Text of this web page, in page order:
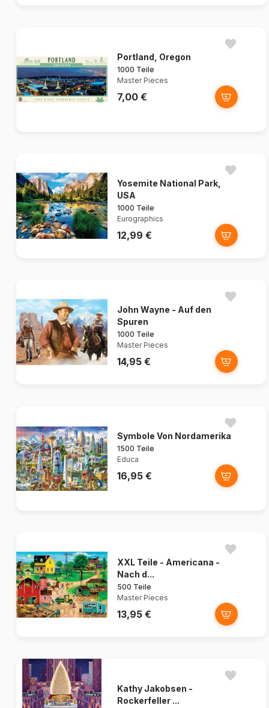
Portland, Oregon
1000 Teile
Master Pieces
7,00 €
Yosemite National Park,
USA
1000 Teile
Eurographics
12,99 €
John Wayne - Auf den
Spuren
1000 Teile
Master Pieces
14,95 €
Symbole Von Nordamerika
1500 Teile
Educa
16,95 €
XXL Teile - Americana -
Nach d...
500 Teile
Master Pieces
13,95 €
Kathy Jakobsen -
Rockerfeller ...